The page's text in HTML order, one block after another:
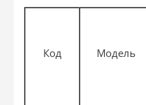
Код Модель